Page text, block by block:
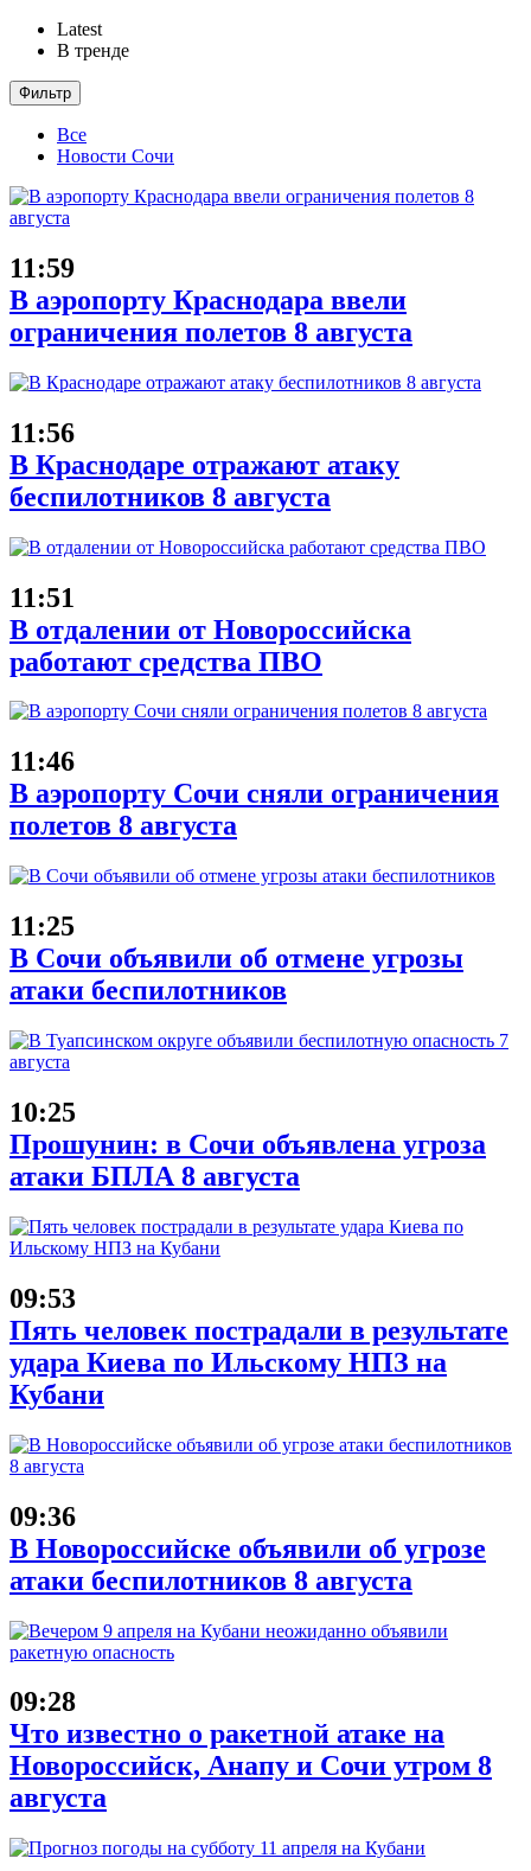
Latest
В тренде
Фильтр
Все
Новости Сочи
11:59
В аэропорту Краснодара ввели
ограничения полетов 8 августа
11:56
В Краснодаре отражают атаку
беспилотников 8 августа
11:51
В отдалении от Новороссийска
работают средства ПВО
11:46
В аэропорту Сочи сняли ограничения
полетов 8 августа
11:25
В Сочи объявили об отмене угрозы
атаки беспилотников
10:25
Прошунин: в Сочи объявлена угроза
атаки БПЛА 8 августа
09:53
Пять человек пострадали в результате
удара Киева по Ильскому НПЗ на
Кубани
09:36
В Новороссийске объявили об угрозе
атаки беспилотников 8 августа
09:28
Что известно о ракетной атаке на
Новороссийск, Анапу и Сочи утром 8
августа